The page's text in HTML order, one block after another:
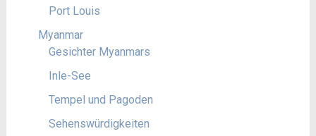
Port Louis
Myanmar
Gesichter Myanmars
Inle-See
Tempel und Pagoden
Sehenswürdigkeiten